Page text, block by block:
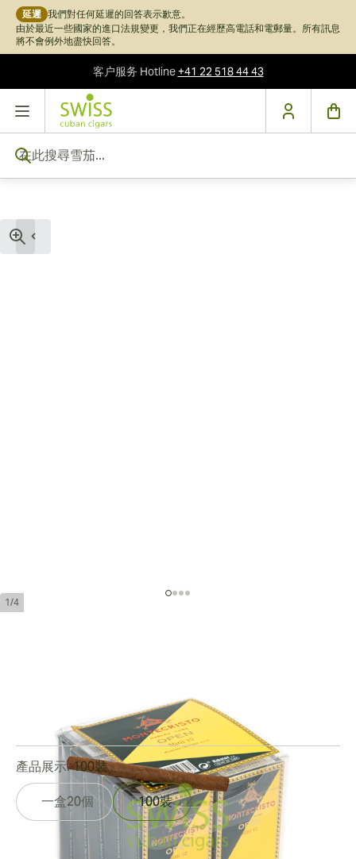
延遲 我們對任何延遲的回答表示歉意。
由於最近一些國家的進口法規變更，我們正在經歷高電話和電郵量。所有訊息
將不會例外地盡快回答。
客户服务 Hotline+41 22 518 44 43
1/4
0點評
產品展示:100裝
一盒20個 100裝